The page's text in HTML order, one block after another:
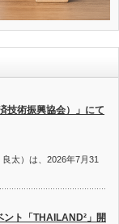
技術振興協会）」にて
太）は、2026年7月31
ト「THAILAND²」開